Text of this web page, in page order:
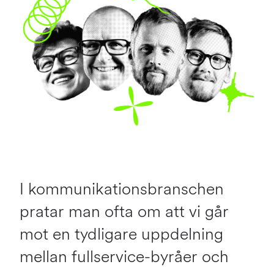
I kommunikationsbranschen
pratar man ofta om att vi går
mot en tydligare uppdelning
mellan fullservice-byråer och